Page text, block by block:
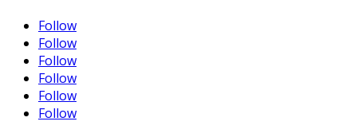
Follow
Follow
Follow
Follow
Follow
Follow